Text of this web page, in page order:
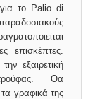
το Palio di
επισκέπτες.
εξαιρετική
Θα
γραφικά της